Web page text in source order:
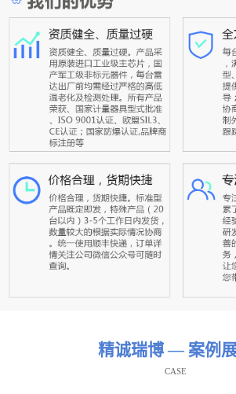
精诚瑞博 — 案例
CASE